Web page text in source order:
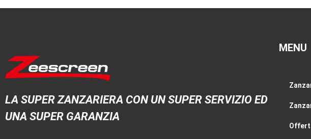
LA SUPER ZANZARIERA CON UN SUPER SERVIZIO ED
UNA SUPER GARANZIA
MENU